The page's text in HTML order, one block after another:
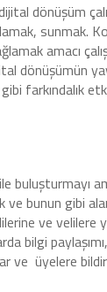
dönüşüm
sunmak.
amacı
dönüşümün
farkındalık
buluşturmayı
bunun gibi
ve
bilgi
ve üyelere